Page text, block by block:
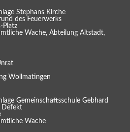
Stephans Kirche
des Feuerwerks
Platz
Wache, Abteilung Altstadt,
Wollmatingen
Gemeinschaftsschule Gebhard
Defekt
Wache